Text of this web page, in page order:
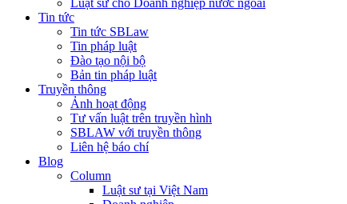
Luật sư cho Doanh nghiệp nước ngoài
Tin tức
Tin tức SBLaw
Tin pháp luật
Đào tạo nội bộ
Bản tin pháp luật
Truyền thông
Ảnh hoạt động
Tư vấn luật trên truyền hình
SBLAW với truyền thông
Liên hệ báo chí
Blog
Column
Luật sư tại Việt Nam